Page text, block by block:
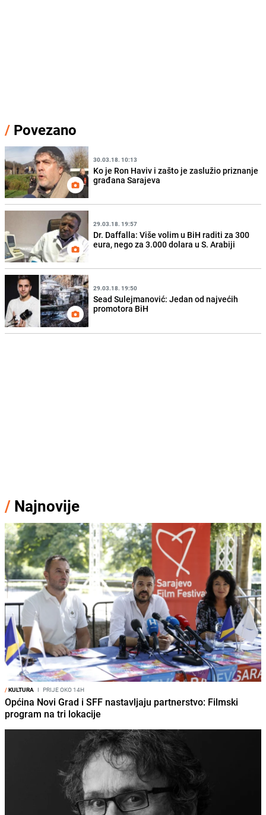
/ Povezano
30.03.18. 10:13
Ko je Ron Haviv i zašto je zaslužio priznanje
građana Sarajeva
29.03.18. 19:57
Dr. Daffalla: Više volim u BiH raditi za 300
eura, nego za 3.000 dolara u S. Arabiji
29.03.18. 19:50
Sead Sulejmanović: Jedan od najvećih
promotora BiH
/ Najnovije
/KULTURA I PRIJE OKO 14H
Općina Novi Grad i SFF nastavljaju partnerstvo: Filmski
program na tri lokacije